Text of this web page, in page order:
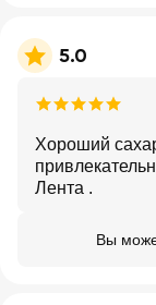
5.0
Хороший
Лента .
Вы